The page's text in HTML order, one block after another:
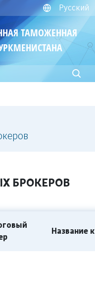
Русский
ТАМОЖЕННАЯ
БРОКЕРОВ
Название